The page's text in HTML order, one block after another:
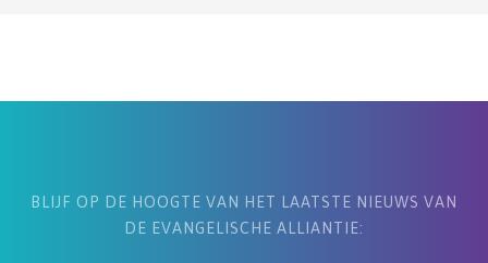
BLIJF OP DE HOOGTE VAN HET LAATSTE NIEUWS VAN
DE EVANGELISCHE ALLIANTIE: